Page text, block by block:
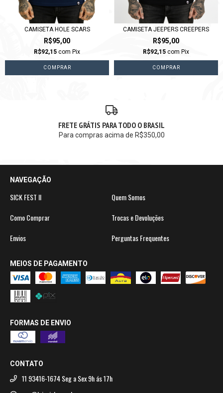
CAMISETA HOLE SCARS
R$95,00
R$92,15 com Pix
COMPRAR
CAMISETA JEEPERS CREEPERS
R$95,00
R$92,15 com Pix
COMPRAR
FRETE GRÁTIS PARA TODO O BRASIL
Para compras acima de R$350,00
NAVEGAÇÃO
SICK FEST II
Quem Somos
Como Comprar
Trocas e Devoluções
Envios
Perguntas Frequentes
MEIOS DE PAGAMENTO
FORMAS DE ENVIO
CONTATO
11 93416-1674 Seg a Sex 9h ás 17h